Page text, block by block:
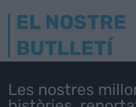
EL NOSTRE
BUTLLETÍ
Les nostres